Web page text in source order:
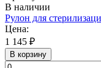
В наличии
Рулон для
Цена:
1 145 ₽
В корзину